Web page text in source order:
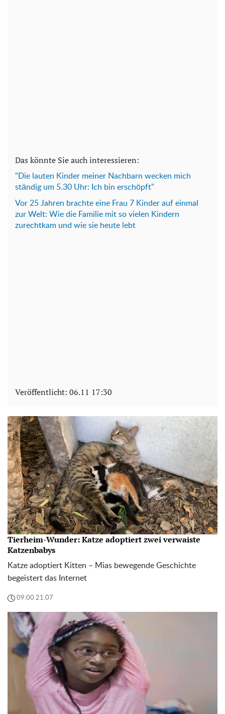
Das könnte Sie auch interessieren:
"Die lauten Kinder meiner Nachbarn wecken mich
ständig um 5.30 Uhr: Ich bin erschöpft"
Vor 25 Jahren brachte eine Frau 7 Kinder auf einmal
zur Welt: Wie die Familie mit so vielen Kindern
zurechtkam und wie sie heute lebt
Veröffentlicht: 06.11 17:30
Tierheim-Wunder: Katze adoptiert zwei verwaiste
Katzenbabys
Katze adoptiert Kitten – Mias bewegende Geschichte
begeistert das Internet
09:00 21.07